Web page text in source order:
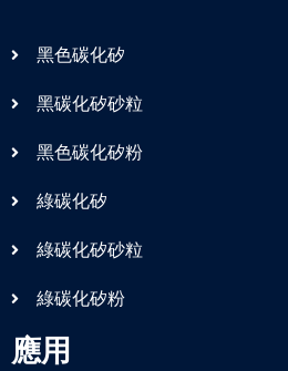
黑色碳化矽
黑碳化矽砂粒
黑色碳化矽粉
綠碳化矽
綠碳化矽砂粒
綠碳化矽粉
應用